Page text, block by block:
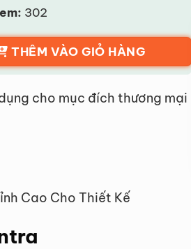
302
THÊM VÀO GIỎ HÀNG
cho mục đích thương mại
Cao Cho Thiết Kế